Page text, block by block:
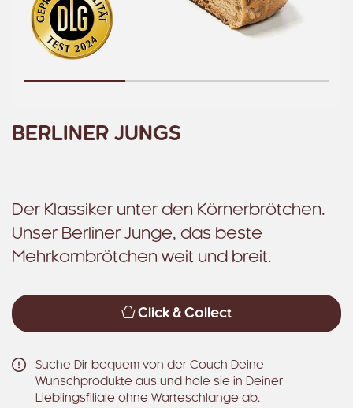
BERLINER JUNGS
Der Klassiker unter den Körnerbrötchen.
Unser Berliner Junge, das beste
Mehrkornbrötchen weit und breit.
Click & Collect
Suche Dir bequem von der Couch Deine
Wunschprodukte aus und hole sie in Deiner
Lieblingsfiliale ohne Warteschlange ab.